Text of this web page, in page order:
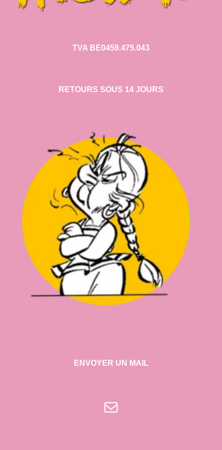
TVA BE0459.475.043
RETOURS SOUS 14 JOURS
ENVOYER UN MAIL
E-mail